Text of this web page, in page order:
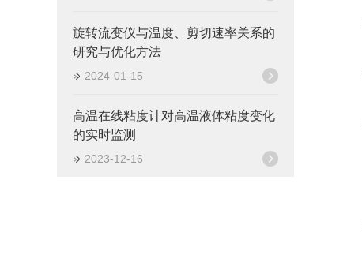
旋转流变仪与温度、剪切速率关系的
研究与优化方法
2024-01-15
高温在线粘度计对高温液体粘度变化
的实时监测
2023-12-16